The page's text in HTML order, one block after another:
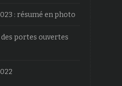
: résumé en photo
portes ouvertes